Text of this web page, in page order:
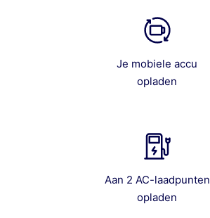
Je mobiele accu
opladen
Aan 2 AC-laadpunten
opladen